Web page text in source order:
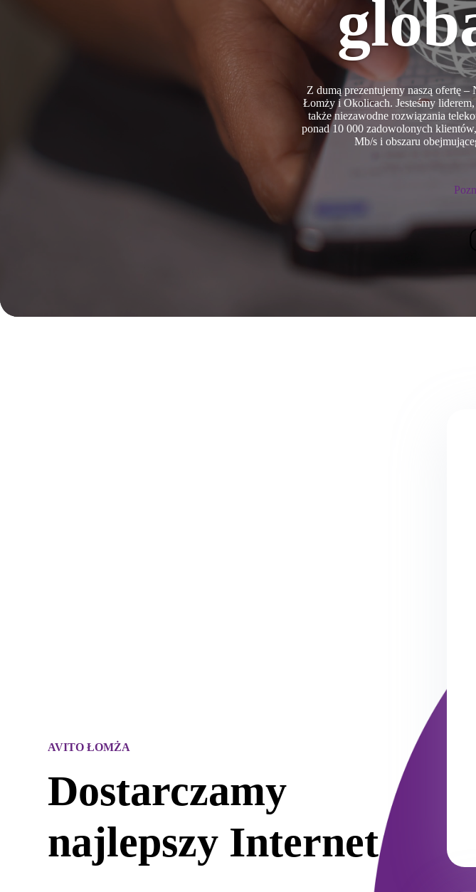
Z dumą prezentujemy naszą ofertę
Łomży i Okolicach. Jesteśmy
także niezawodne rozwiązania
ponad 10 000 zadowolonych
Mb/s i obszaru
AVITO ŁOMŻA
Dostarczamy
najlepszy Internet